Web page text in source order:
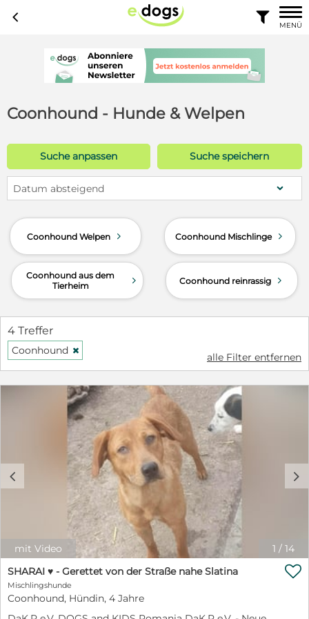
c 
MENÜ
Coonhound - Hunde & Welpen
Suche anpassen Suche speichern
Datum absteigend
Coonhound Welpen d Coonhound Mischlinge d
Coonhound aus dem
Tierheim
d Coonhound reinrassig d
4 Treffer
Coonhound H
alle Filter entfernen
1 / 14
c d
mit Video
SHARAI ♥ - Gerettet von der Straße nahe Slatina
Mischlingshunde
Coonhound, Hündin, 4 Jahre
